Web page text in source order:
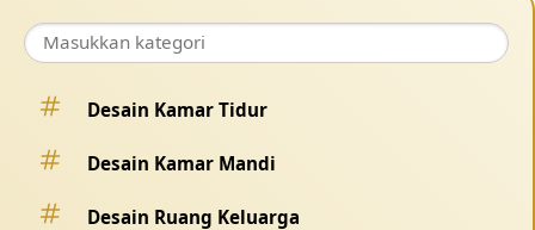
Desain Kamar Tidur
Desain Kamar Mandi
Desain Ruang Keluarga